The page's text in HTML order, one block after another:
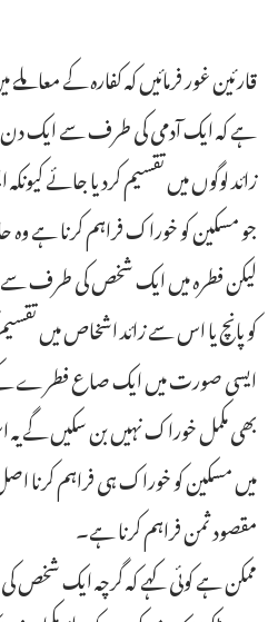
قارئین غور فرمائیں کہ کفارہ کے
ہے کہ ایک آدمی کی طرف سے ایک
زائد لوگوں میں تقسیم کردیا جائے
جو مسکین کو خوراک فراہم کرنا ہے
لیکن فطرہ میں ایک شخص کی طرف
کو پانچ یا اس سے زائد اشخاص میں
ایسی صورت میں ایک صاع فطرے
بھی مکمل خوراک نہیں بن سکیں گے
میں مسکین کو خوراک ہی فراہم کرنا
مقصود ثمن فراہم کرنا ہے۔
ممکن ہے کوئی کہے کہ گرچہ ایک